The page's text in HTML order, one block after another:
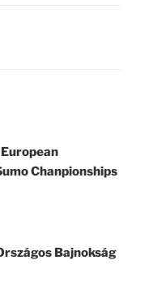
Chanpionships
Bajnokság